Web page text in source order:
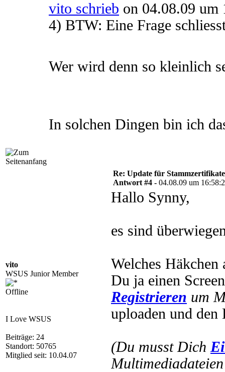
vito schrieb on 04.08.09 um
4) BTW: Eine Frage
Wer wird denn so kleinlich
In solchen Dingen bin ich
vito
WSUS Junior Member
Offline
I Love WSUS
Beiträge: 24
Standort: 50765
Mitglied seit: 10.04.07
Re: Update für
Antwort #4 - 04.08.09 um
Hallo Synny,
es sind
Welches
Du ja einen
Registrieren um
uploaden und
(Du musst Dich